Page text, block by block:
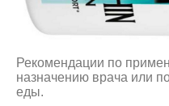
Рекомендации по
назначению врача или
еды.